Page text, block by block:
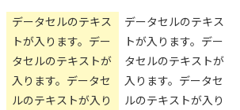
データセルのテキス
トが入ります。デー
タセルのテキストが
入ります。データセ
ルのテキストが入り
データセルのテキス
トが入ります。デー
タセルのテキストが
入ります。データセ
ルのテキストが入り